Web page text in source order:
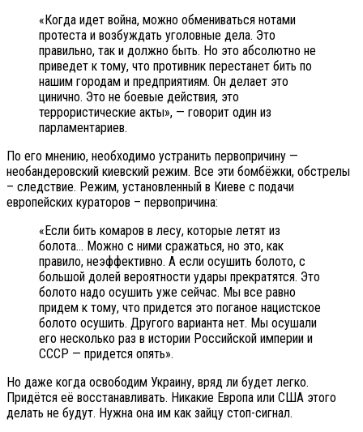
«Когда идет война, можно обмениваться нотами
протеста и возбуждать уголовные дела. Это
правильно, так и должно быть. Но это абсолютно не
приведет к тому, что противник перестанет бить по
нашим городам и предприятиям. Он делает это
цинично. Это не боевые действия, это
террористические акты», — говорит один из
парламентариев.
По его мнению, необходимо устранить первопричину —
необандеровский киевский режим. Все эти бомбёжки, обстрелы
– следствие. Режим, установленный в Киеве с подачи
европейских кураторов – первопричина:
«Если бить комаров в лесу, которые летят из
болота… Можно с ними сражаться, но это, как
правило, неэффективно. А если осушить болото, с
большой долей вероятности удары прекратятся. Это
болото надо осушить уже сейчас. Мы все равно
придем к тому, что придется это поганое нацистское
болото осушить. Другого варианта нет. Мы осушали
его несколько раз в истории Российской империи и
СССР — придется опять».
Но даже когда освободим Украину, вряд ли будет легко.
Придётся её восстанавливать. Никакие Европа или США этого
делать не будут. Нужна она им как зайцу стоп-сигнал.